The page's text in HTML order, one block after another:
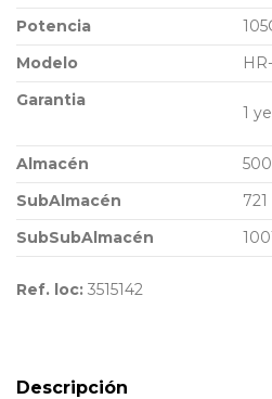
Potencia
Modelo
Garantia
1
Almacén
SubAlmacén
721
SubSubAlmacén
Ref. loc: 3515142
Descripción